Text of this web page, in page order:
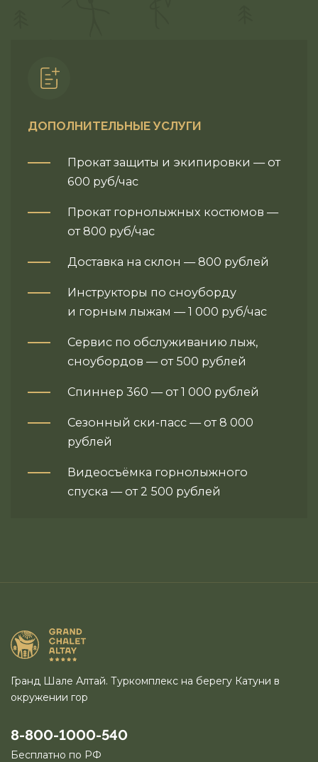
ДОПОЛНИТЕЛЬНЫЕ УСЛУГИ
Прокат защиты и экипировки — от
600 руб/час
Прокат горнолыжных костюмов —
от 800 руб/час
Доставка на склон — 800 рублей
Инструкторы по сноуборду
и горным лыжам — 1 000 руб/час
Сервис по обслуживанию лыж,
сноубордов — от 500 рублей
Спиннер 360 — от 1 000 рублей
Сезонный ски-пасс — от 8 000
рублей
Видеосъёмка горнолыжного
спуска — от 2 500 рублей
Гранд Шале Алтай. Туркомплекс на берегу Катуни в
окружении гор
8-800-1000-540
Бесплатно по РФ